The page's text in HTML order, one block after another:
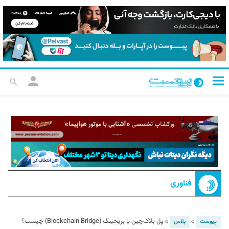
فناوری
پیوست » پلاس » پل بلاک‌چین یا بریجینگ (Blockchain Bridge) چیست؟